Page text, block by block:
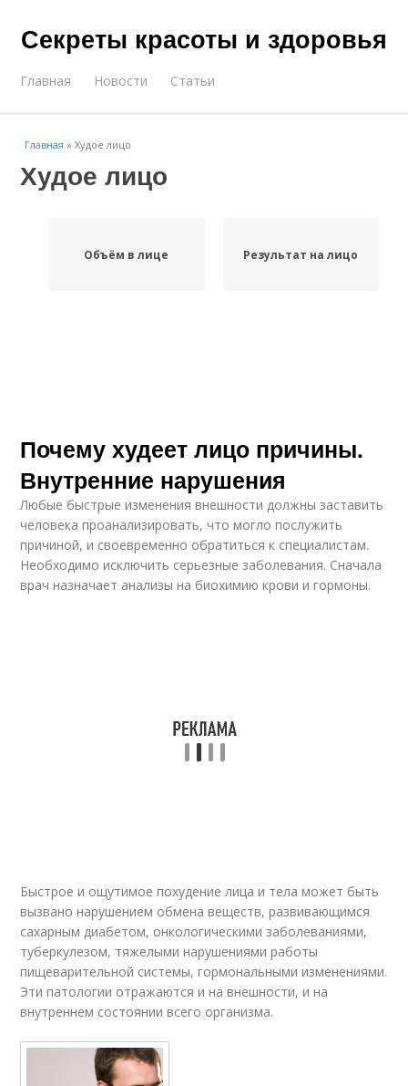
Секреты красоты и здоровья
Главная Новости Статьи
Главная »Худое лицо
Худое лицо
Объём в лице Результат на лицо
Почему худеет лицо причины.
Внутренние нарушения
Любые быстрые изменения внешности должны заставить
человека проанализировать, что могло послужить
причиной, и своевременно обратиться к специалистам.
Необходимо исключить серьезные заболевания. Сначала
врач назначает анализы на биохимию крови и гормоны.
Быстрое и ощутимое похудение лица и тела может быть
вызвано нарушением обмена веществ, развивающимся
сахарным диабетом, онкологическими заболеваниями,
туберкулезом, тяжелыми нарушениями работы
пищеварительной системы, гормональными изменениями.
Эти патологии отражаются и на внешности, и на
внутреннем состоянии всего организма.